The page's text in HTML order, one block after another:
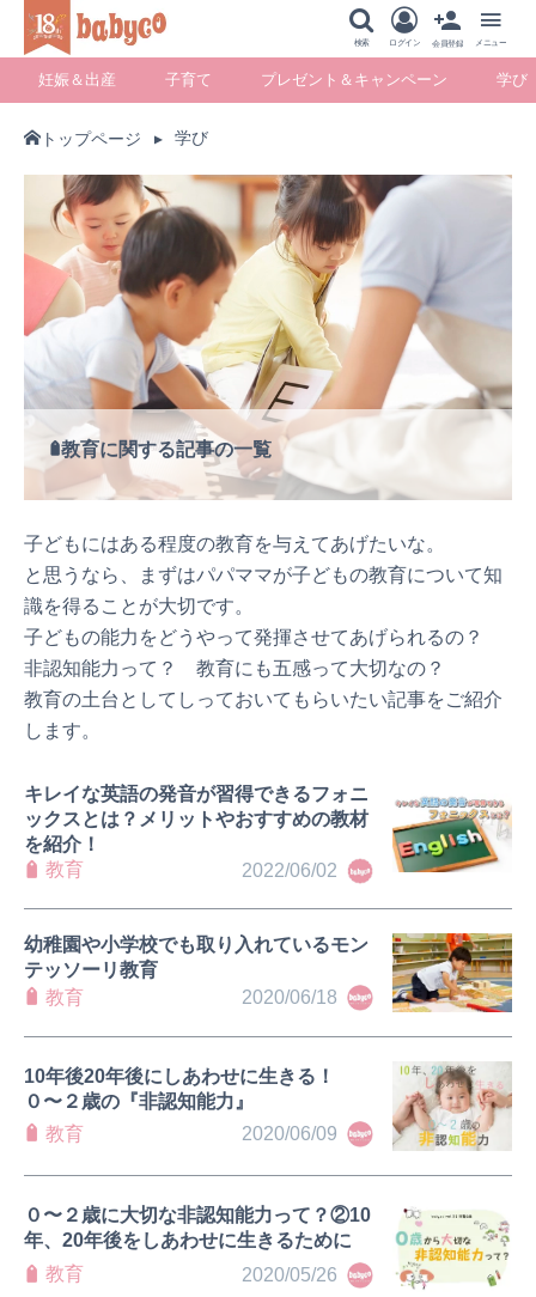
検索 ログイン 会員登録 メニュー
妊娠＆出産 子育て プレゼント＆キャンペーン 学び
トップページ 学び
教育に関する記事の一覧
子どもにはある程度の教育を与えてあげたいな。
と思うなら、まずはパパママが子どもの教育について知
識を得ることが大切です。
子どもの能力をどうやって発揮させてあげられるの？
非認知能力って？ 教育にも五感って大切なの？
教育の土台としてしっておいてもらいたい記事をご紹介
します。
2022/06/02
キレイな英語の発音が習得できるフォニ
ックスとは？メリットやおすすめの教材
を紹介！
教育
2020/06/18
幼稚園や小学校でも取り入れているモン
テッソーリ教育
教育
2020/06/09
10年後20年後にしあわせに生きる！
０〜２歳の『非認知能力』
教育
2020/05/26
０〜２歳に大切な非認知能力って？②10
年、20年後をしあわせに生きるために
教育
妊娠＆出産 子育て
プレゼント＆キ
ャンペーン
学び
暮らし